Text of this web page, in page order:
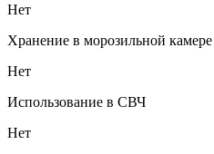
Нет
Хранение в морозильной камере
Нет
Использование в СВЧ
Нет